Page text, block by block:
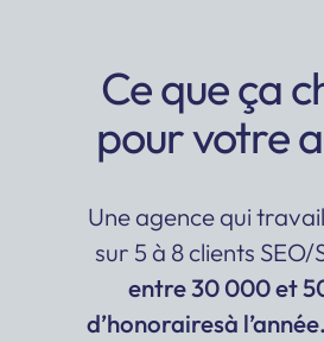
Ce que ça
pour votre
Une agence qui
sur 5 à 8 clients SEO/
entre 30 000 et
d’honorairesà l’année.